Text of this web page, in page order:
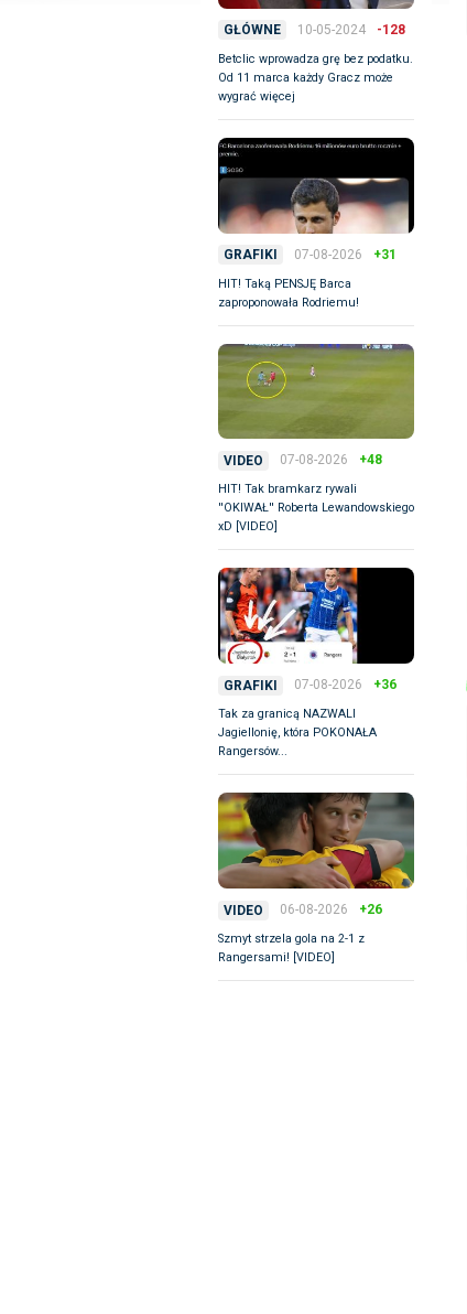
GŁÓWNE 10-05-2024 -128
Betclic wprowadza grę bez podatku.
Od 11 marca każdy Gracz może
wygrać więcej
GRAFIKI 07-08-2026 +31
HIT! Taką PENSJĘ Barca
zaproponowała Rodriemu!
VIDEO 07-08-2026 +48
HIT! Tak bramkarz rywali
''OKIWAŁ'' Roberta Lewandowskiego
xD [VIDEO]
GRAFIKI 07-08-2026 +36
Tak za granicą NAZWALI
Jagiellonię, która POKONAŁA
Rangersów...
VIDEO 06-08-2026 +26
Szmyt strzela gola na 2-1 z
Rangersami! [VIDEO]